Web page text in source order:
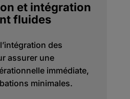
et intégration
fluides
des
assurer une
immédiate,
minimales.